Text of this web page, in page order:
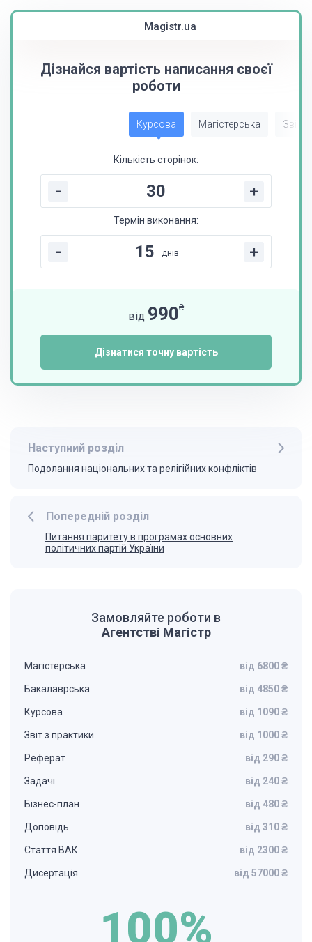
Magistr.ua
Дізнайся вартість написання своєї
роботи
Курсова Магістерська Звіт
Кількість сторінок:
- +
Термін виконання:
- днів +
від 990₴
Дізнатися точну вартість
Попередній розділ
Питання паритету в програмах основних
політичних партій України
Наступний розділ
Подолання національних та релігійних конфліктів
Замовляйте роботи в
Агентстві Магістр
Магістерська від 6800 ₴
Бакалаврська від 4850 ₴
Курсова від 1090 ₴
Звіт з практики від 1000 ₴
Реферат від 290 ₴
Задачі від 240 ₴
Бізнес-план від 480 ₴
Доповідь від 310 ₴
Стаття ВАК від 2300 ₴
Дисертація від 57000 ₴
100%